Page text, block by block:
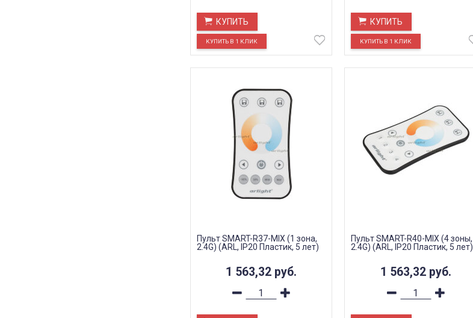
КУПИТЬ КУПИТЬ
Пульт SMART-R37-MIX (1 зона,
2.4G) (ARL, IP20 Пластик, 5 лет)
1 563,32 руб.
Пульт SMART-R40-MIX (4 зоны,
2.4G) (ARL, IP20 Пластик, 5 лет)
1 563,32 руб.